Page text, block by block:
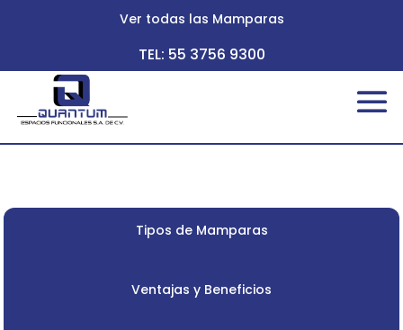
Ver todas las Mamparas
TEL: 55 3756 9300
Tipos de Mamparas
Ventajas y Beneficios